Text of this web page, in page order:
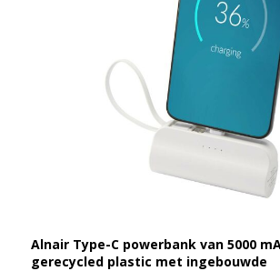
Alnair Type-C powerbank van 5000
gerecycled plastic met ingebouwde